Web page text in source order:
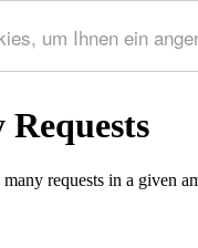
um Ihnen ein